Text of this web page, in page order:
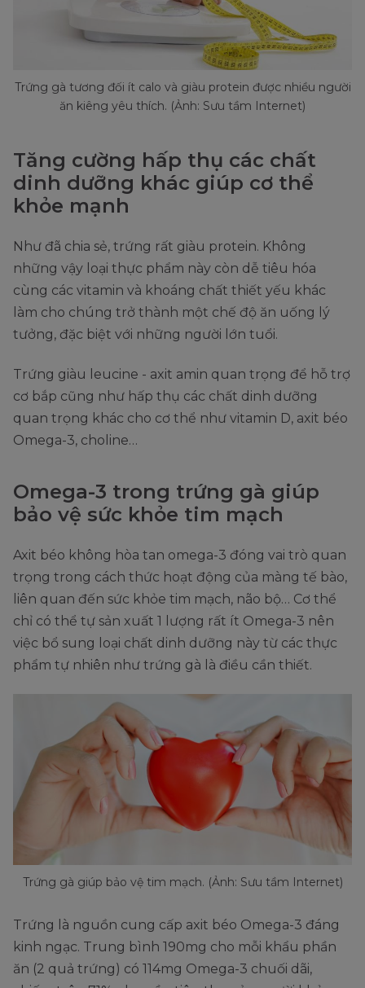
Trứng gà tương đối ít calo và giàu protein được nhiều người
ăn kiêng yêu thích. (Ảnh: Sưu tầm Internet)
Tăng cường hấp thụ các chất
dinh dưỡng khác giúp cơ thể
khỏe mạnh
Như đã chia sẻ, trứng rất giàu protein. Không
những vậy loại thực phẩm này còn dễ tiêu hóa
cùng các vitamin và khoáng chất thiết yếu khác
làm cho chúng trở thành một chế độ ăn uống lý
tưởng, đặc biệt với những người lớn tuổi.
Trứng giàu leucine - axit amin quan trọng để hỗ trợ
cơ bắp cũng như hấp thụ các chất dinh dưỡng
quan trọng khác cho cơ thể như vitamin D, axit béo
Omega-3, choline…
Omega-3 trong trứng gà giúp
bảo vệ sức khỏe tim mạch
Axit béo không hòa tan omega-3 đóng vai trò quan
trọng trong cách thức hoạt động của màng tế bào,
liên quan đến sức khỏe tim mạch, não bộ… Cơ thể
chỉ có thể tự sản xuất 1 lượng rất ít Omega-3 nên
việc bổ sung loại chất dinh dưỡng này từ các thực
phẩm tự nhiên như trứng gà là điều cần thiết.
Trứng gà giúp bảo vệ tim mạch. (Ảnh: Sưu tầm Internet)
Trứng là nguồn cung cấp axit béo Omega-3 đáng
kinh ngạc. Trung bình 190mg cho mỗi khẩu phần
ăn (2 quả trứng) có 114mg Omega-3 chuối dãi,